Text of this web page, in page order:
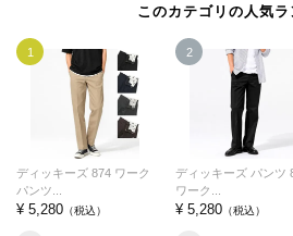
このカテゴリの人気
1
ディッキーズ 874 ワーク
パンツ...
¥ 5,280 （税込）
2
ディッキーズ パンツ
ワーク...
¥ 5,280 （税込）